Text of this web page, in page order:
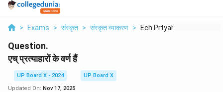
> Exams > संस्कृत > संस्कृत व्याकरण > Ech Prtyaharon Ke Vr...
Question.
एच् प्रत्याहारों के वर्ण हैं
UP Board X - 2024
UP Board X
Updated On: Nov 17, 2025